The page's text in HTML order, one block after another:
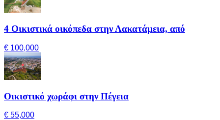
4 Οικιστικά οικόπεδα στην Λακατάμεια, από
€ 100,000
Οικιστικό χωράφι στην Πέγεια
€ 55,000